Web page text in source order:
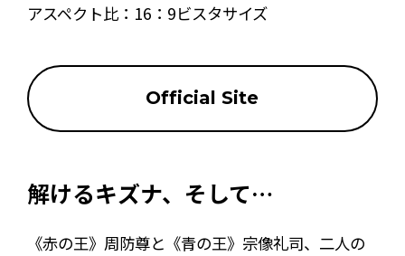
アスペクト比： 16：9ビスタサイズ
Official Site
解けるキズナ、そして…
《赤の王》周防尊と《青の王》宗像礼司、二人の